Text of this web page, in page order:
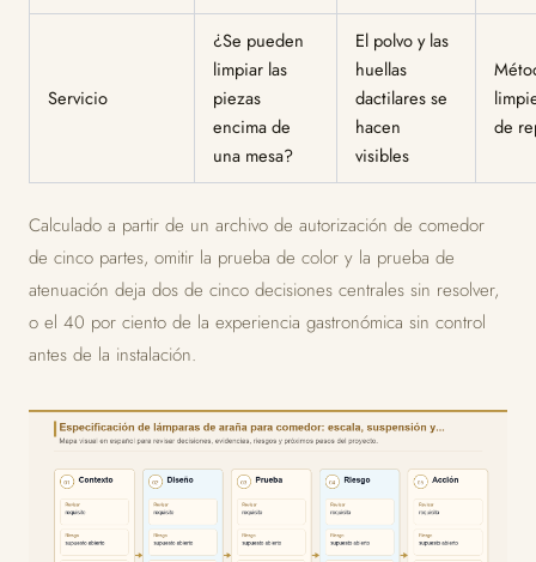
Servicio
¿Se pueden
limpiar las
piezas
encima de
una mesa?
El polvo y las
huellas
dactilares se
hacen
visibles
de
Calculado a partir de un archivo de autorización de comedor
de cinco partes, omitir la prueba de color y la prueba de
atenuación deja dos de cinco decisiones centrales sin resolver,
o el 40 por ciento de la experiencia gastronómica sin control
antes de la instalación.